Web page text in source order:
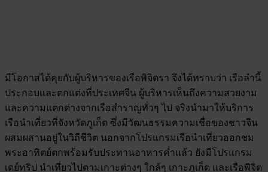
มีโอกาสได้คุยกับผู้บริหารของเรือพิจิตรา จึงได้ทราบว่า เรือลำนี้
ประกอบและตกแต่งที่ประเทศจีน ผู้บริหารเห็นถึงความสวยงาม
และความแตกต่างจากเรือสำราญทั่วๆ ไป จริงนำมาให้บริการ
เรือนำเที่ยวที่จังหวัดภูเก็ต ซึ่งมีวัฒนธรรมความเชื่อของชาวจีน
ผสมผสานอยู่ในวิถีชีวิต นอกจากโปรแกรมเรือนำเที่ยวออกชม
พระอาทิตย์ตกพร้อมรับประทานอาหารค่ำแล้ว ยังมีโปรแกรม
เดย์ทริป นำเที่ยวไปตามเกาะต่างๆ ใกล้ๆ เกาะภูเก็ต และเรือพิจิต